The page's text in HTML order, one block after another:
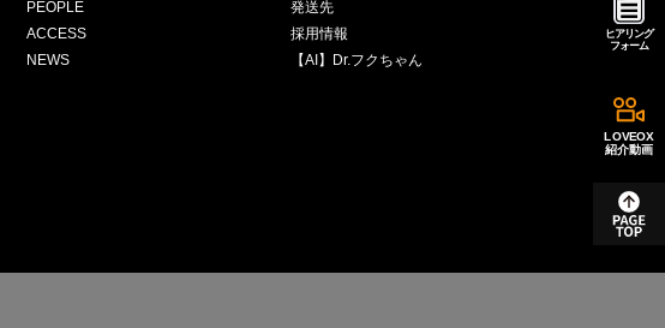
ヒアリング
フォーム
LOVEOX
紹介動画
PEOPLE
ACCESS
NEWS
発送先
採用情報
【AI】Dr.フクちゃん